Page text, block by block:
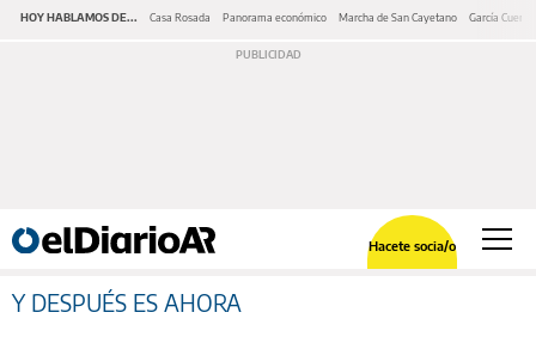
HOY HABLAMOS DE... Casa Rosada Panorama económico Marcha de San Cayetano García Cuerva
Hacete socia/o
Y DESPUÉS ES AHORA